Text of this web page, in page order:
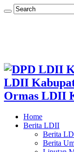
LDII
Ormas LDII
Home
Berita LDII
Berita
Berita